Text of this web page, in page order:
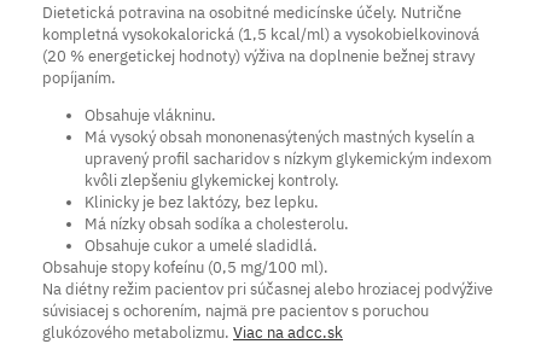
Dietetická potravina na osobitné medicínske účely. Nutrične
kompletná vysokokalorická (1,5 kcal/ml) a vysokobielkovinová
(20 % energetickej hodnoty) výživa na doplnenie bežnej stravy
popíjaním.
Obsahuje vlákninu.
Má vysoký obsah mononenasýtených mastných kyselín a
upravený profil sacharidov s nízkym glykemickým indexom
kvôli zlepšeniu glykemickej kontroly.
Klinicky je bez laktózy, bez lepku.
Má nízky obsah sodíka a cholesterolu.
Obsahuje cukor a umelé sladidlá.
Obsahuje stopy kofeínu (0,5 mg/100 ml).
Na diétny režim pacientov pri súčasnej alebo hroziacej podvýžive
súvisiacej s ochorením, najmä pre pacientov s poruchou
glukózového metabolizmu. Viac na adcc.sk